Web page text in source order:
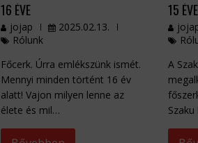
16 ÉVE
jojap
2025.02.13.
Rólunk
Főcerk. Úrra emlékszünk ismét.
Mennyi minden történt 16 év
alatt! Vajon milyen lenne az
élete és mil…
15 ÉVE
A